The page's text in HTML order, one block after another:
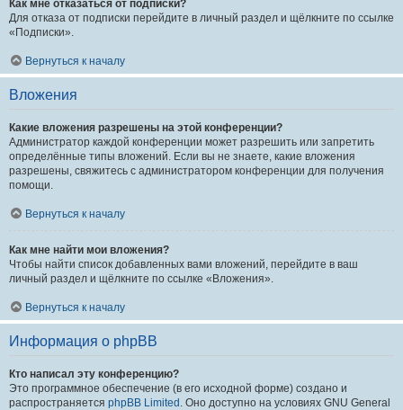
Как мне отказаться от подписки?
Для отказа от подписки перейдите в личный раздел и щёлкните по ссылке
«Подписки».
Вернуться к началу
Вложения
Какие вложения разрешены на этой конференции?
Администратор каждой конференции может разрешить или запретить
определённые типы вложений. Если вы не знаете, какие вложения
разрешены, свяжитесь с администратором конференции для получения
помощи.
Вернуться к началу
Как мне найти мои вложения?
Чтобы найти список добавленных вами вложений, перейдите в ваш
личный раздел и щёлкните по ссылке «Вложения».
Вернуться к началу
Информация о phpBB
Кто написал эту конференцию?
Это программное обеспечение (в его исходной форме) создано и
распространяется phpBB Limited . Оно доступно на условиях GNU General